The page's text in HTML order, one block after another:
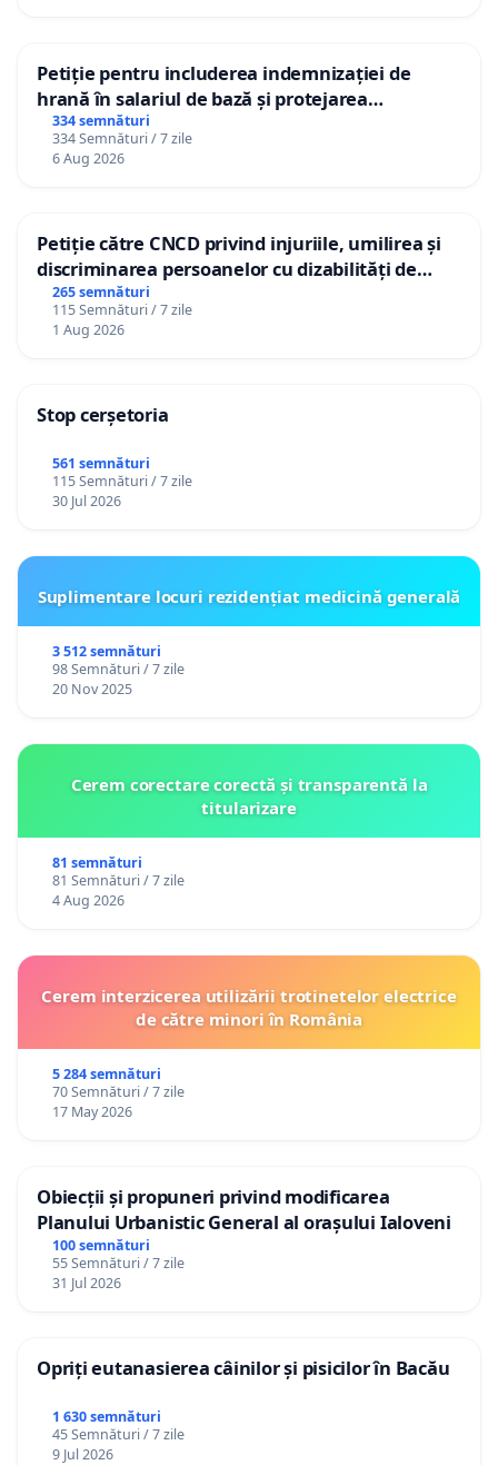
Petiție pentru includerea indemnizației de
hrană în salariul de bază și protejarea
gradațiilor de vechime pentru asistenții
personali
334 semnături
334 Semnături / 7 zile
6 Aug 2026
Petiție către CNCD privind injuriile, umilirea și
discriminarea persoanelor cu dizabilități de
către utilizatorul TikTok „Gorici”
265 semnături
115 Semnături / 7 zile
1 Aug 2026
Stop cerșetoria
561 semnături
115 Semnături / 7 zile
30 Jul 2026
Suplimentare locuri rezidențiat medicină generală
3 512 semnături
98 Semnături / 7 zile
20 Nov 2025
Cerem corectare corectă și transparentă la
titularizare
81 semnături
81 Semnături / 7 zile
4 Aug 2026
Cerem interzicerea utilizării trotinetelor electrice
de către minori în România
5 284 semnături
70 Semnături / 7 zile
17 May 2026
Obiecții și propuneri privind modificarea
Planului Urbanistic General al orașului Ialoveni
100 semnături
55 Semnături / 7 zile
31 Jul 2026
Opriți eutanasierea câinilor și pisicilor în Bacău
1 630 semnături
45 Semnături / 7 zile
9 Jul 2026